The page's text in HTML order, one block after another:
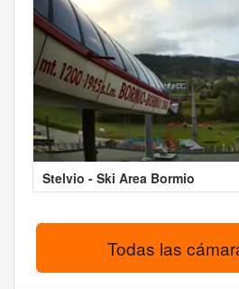
Stelvio - Ski Area Bormio
Todas las